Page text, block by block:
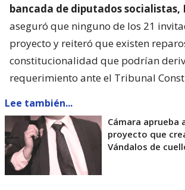
bancada de diputados socialistas,
aseguró que ninguno de los 21
proyecto y reiteró que existen
constitucionalidad que podrían
requerimiento ante el Tribunal
Lee también...
Cámara aprueba
proyecto que
Vándalos de